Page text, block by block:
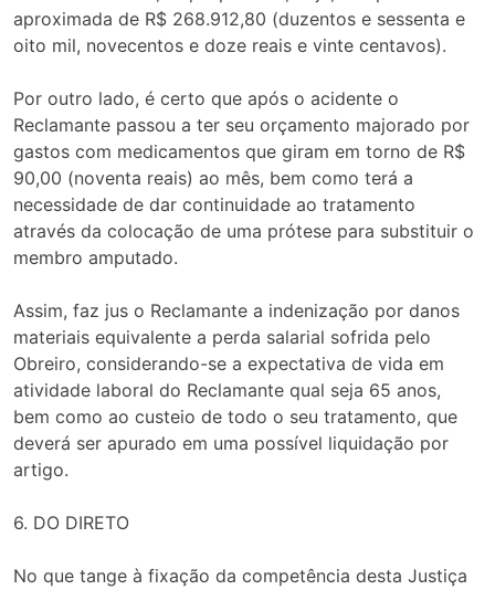
aproximada de R$ 268.912,80 (duzentos e sessenta e
oito mil, novecentos e doze reais e vinte centavos).
Por outro lado, é certo que após o acidente o
Reclamante passou a ter seu orçamento majorado por
gastos com medicamentos que giram em torno de R$
90,00 (noventa reais) ao mês, bem como terá a
necessidade de dar continuidade ao tratamento
através da colocação de uma prótese para substituir o
membro amputado.
Assim, faz jus o Reclamante a indenização por danos
materiais equivalente a perda salarial sofrida pelo
Obreiro, considerando-se a expectativa de vida em
atividade laboral do Reclamante qual seja 65 anos,
bem como ao custeio de todo o seu tratamento, que
deverá ser apurado em uma possível liquidação por
artigo.
6. DO DIRETO
No que tange à fixação da competência desta Justiça